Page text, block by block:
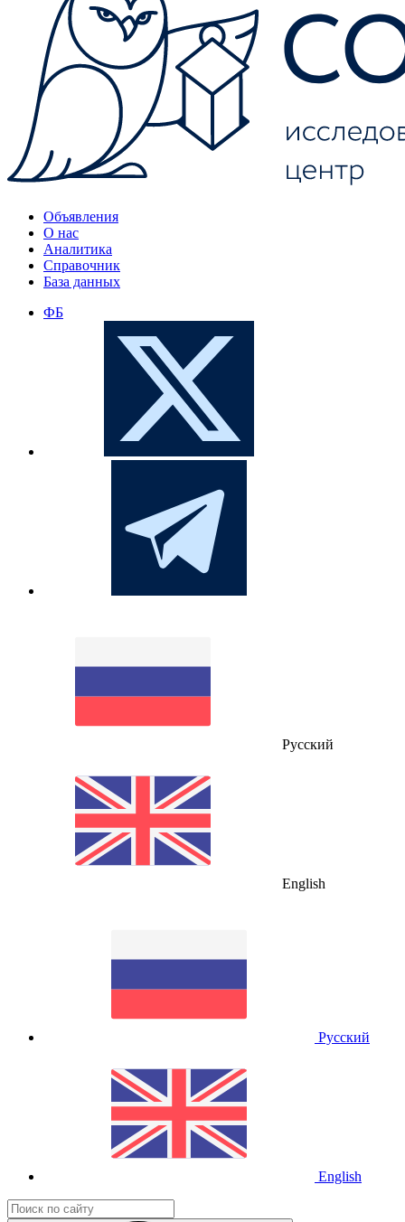
Объявления
О нас
Аналитика
Справочник
База данных
ФБ
Русский
English
Русский
English